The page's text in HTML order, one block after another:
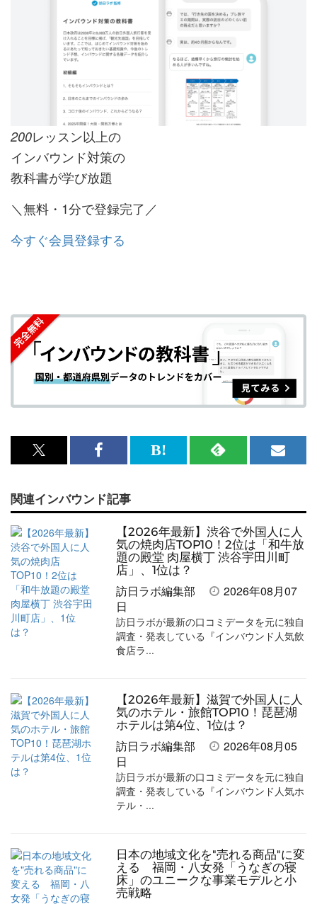
200レッスン以上の
インバウンド対策の
教科書が学び放題
＼無料・1分で登録完了／
今すぐ会員登録する
x<br>
記
事
を
シ
ェ
ア
Facebook<br>
記
は
ブ
ッ
ク
マ
ー
ク
加
RSS
事
を
購
読
す
る
メ
ガ
登
録
す
る
関連インバウンド記事
【2026年最新】渋谷で外国人に人
気の焼肉店TOP10！2位は「和牛放
題の殿堂 肉屋横丁 渋谷宇田川町
店」、1位は？
訪日ラボ編集部
2026年08月07
日
訪日ラボが最新の口コミデータを元に独自
調査・発表している『インバウンド人気飲
食店ラ...
【2026年最新】滋賀で外国人に人
気のホテル・旅館TOP10！琵琶湖
ホテルは第4位、1位は？
訪日ラボ編集部
2026年08月05
日
訪日ラボが最新の口コミデータを元に独自
調査・発表している『インバウンド人気ホ
テル・...
日本の地域文化を"売れる商品"に変
える 福岡・八女発「うなぎの寝
床」のユニークな事業モデルと小
売戦略